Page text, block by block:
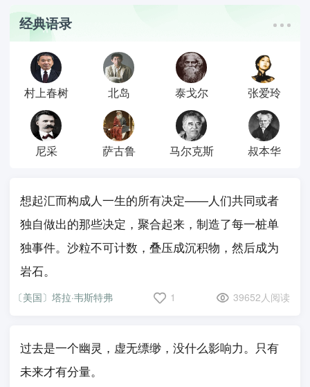
经典语录
村上春树 北岛 泰戈尔 张爱玲
尼采 萨古鲁 马尔克斯 叔本华
想起汇而构成人一生的所有决定——人们共同或者
独自做出的那些决定，聚合起来，制造了每一桩单
独事件。沙粒不可计数，叠压成沉积物，然后成为
岩石。
〔美国〕塔拉·韦斯特弗 1 39652人阅读
过去是一个幽灵，虚无缥缈，没什么影响力。只有
未来才有分量。